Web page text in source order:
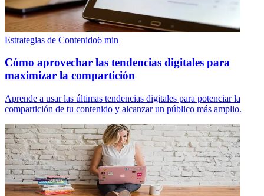
Estrategias de Contenido6 min
Cómo aprovechar las tendencias digitales para
maximizar la compartición
Aprende a usar las últimas tendencias digitales para potenciar la
compartición de tu contenido y alcanzar un público más amplio.